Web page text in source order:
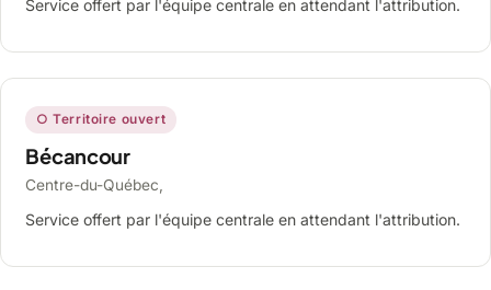
Service offert par l'équipe centrale en attendant l'attribution.
○ Territoire ouvert
Bécancour
Centre-du-Québec,
Service offert par l'équipe centrale en attendant l'attribution.